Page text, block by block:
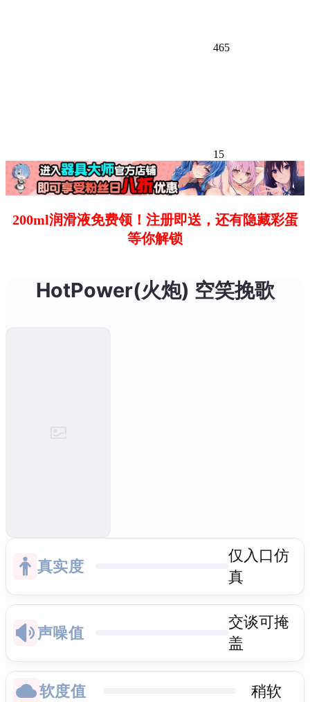
465
15
200ml润滑液免费领！注册即送，还有隐藏彩蛋
等你解锁
HotPower(火炮) 空笑挽歌
真实度
仅入口仿
真
声噪值
交谈可掩
盖
软度值 稍软